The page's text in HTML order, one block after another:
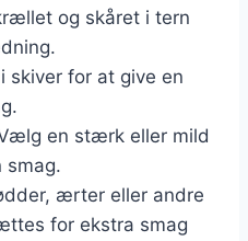
og skåret i tern
skiver for at give en
en stærk eller mild
smag.
ærter eller andre
for ekstra smag